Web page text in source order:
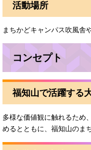
活動場所
まちかどキャンパス吹風舎
コンセプト
福知山で活躍する
多様な価値観に触れるため
めるとともに、福知山のま